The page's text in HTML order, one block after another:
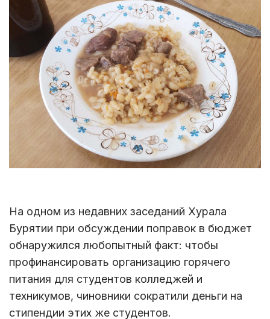
На одном из недавних заседаний Хурала
Бурятии при обсуждении поправок в бюджет
обнаружился любопытный факт: чтобы
профинансировать организацию горячего
питания для студентов колледжей и
техникумов, чиновники сократили деньги на
стипендии этих же студентов.